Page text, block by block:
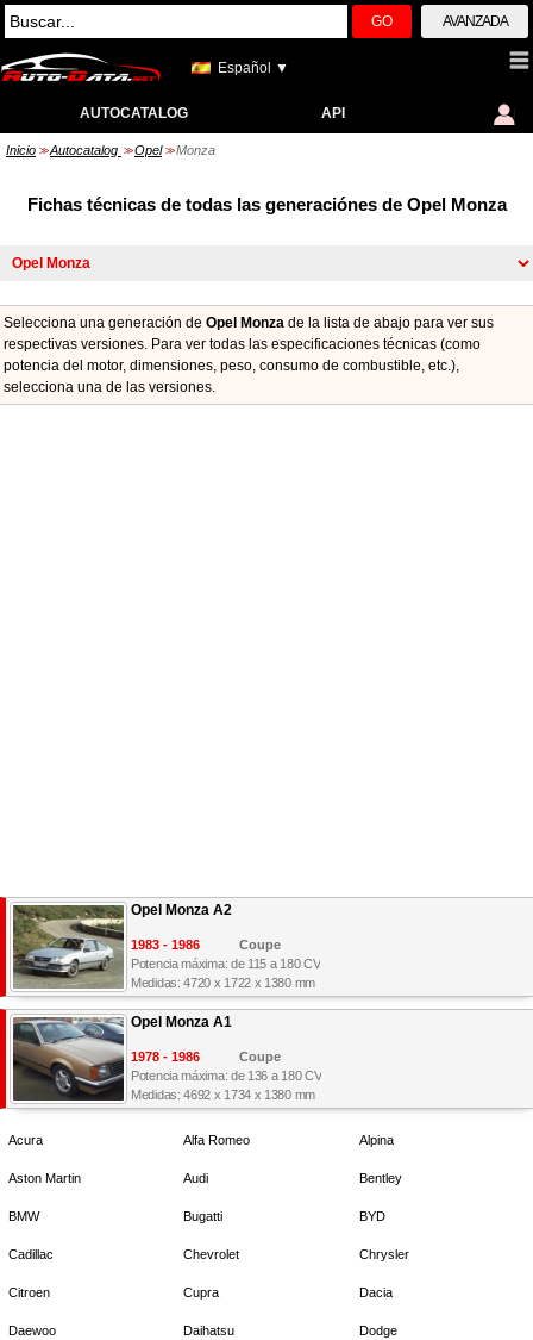
GO AVANZADA
Español ▼
AUTOCATALOG API
Inicio >> Autocatalog >> Opel >> Monza
Fichas técnicas de todas las generaciónes de Opel Monza
Selecciona una generación de Opel Monza de la lista de abajo para ver sus
respectivas versiones. Para ver todas las especificaciones técnicas (como
potencia del motor, dimensiones, peso, consumo de combustible, etc.),
seleccionа una de las versiones.
Opel Monza A2
1983 - 1986
Coupe
Potencia máxima: de 115 a 180 CV
Medidas: 4720 x 1722 x 1380 mm
Opel Monza A1
1978 - 1986
Coupe
Potencia máxima: de 136 a 180 CV
Medidas: 4692 x 1734 x 1380 mm
Acura Alfa Romeo Alpina
Aston Martin Audi Bentley
BMW Bugatti BYD
Cadillac Chevrolet Chrysler
Citroen Cupra Dacia
Daewoo Daihatsu Dodge